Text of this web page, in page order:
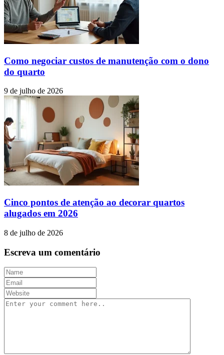
Como negociar custos de manutenção com o dono
do quarto
9 de julho de 2026
Cinco pontos de atenção ao decorar quartos
alugados em 2026
8 de julho de 2026
Escreva um comentário